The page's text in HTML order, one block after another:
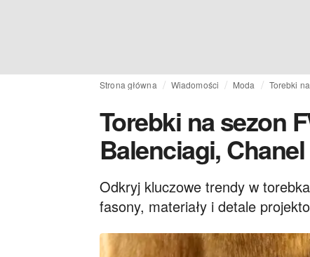
Strona główna Wiadomości Moda Torebki
Torebki na sezon
Balenciagi,
Odkryj kluczowe trendy w
fasony, materiały i detale